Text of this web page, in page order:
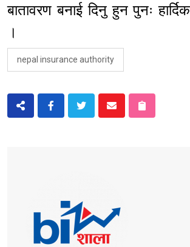
बातावरण बनाई दिनु हुन पुनः
।
nepal insurance authority